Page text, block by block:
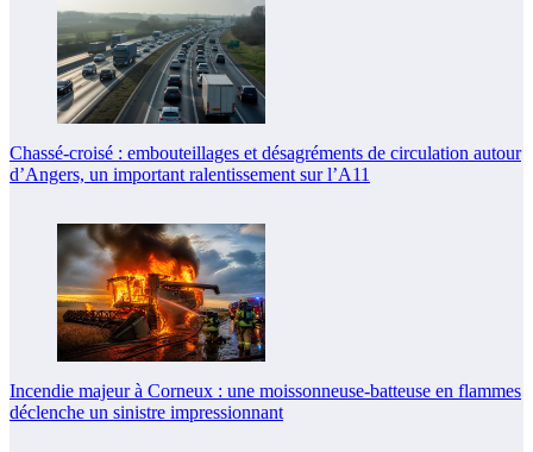
Chassé-croisé : embouteillages et désagréments de circulation autour
d’Angers, un important ralentissement sur l’A11
Incendie majeur à Corneux : une moissonneuse-batteuse en flammes
déclenche un sinistre impressionnant